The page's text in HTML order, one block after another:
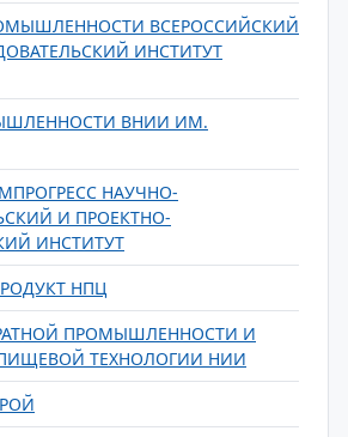
ВСЕРОССИЙСКИЙ
ИНСТИТУТ
ВНИИ ИМ.
НАУЧНО-
И ПРОЕКТНО-
ИНСТИТУТ
НПЦ
ПРОМЫШЛЕННОСТИ И
ТЕХНОЛОГИИ НИИ